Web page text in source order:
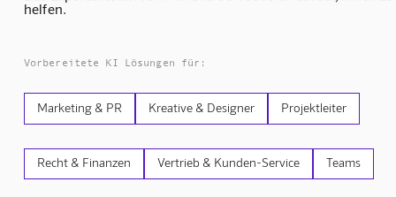
helfen.
Vorbereitete KI Lösungen für:
Marketing & PR Kreative & Designer Projektleiter
Recht & Finanzen Vertrieb & Kunden-Service Teams